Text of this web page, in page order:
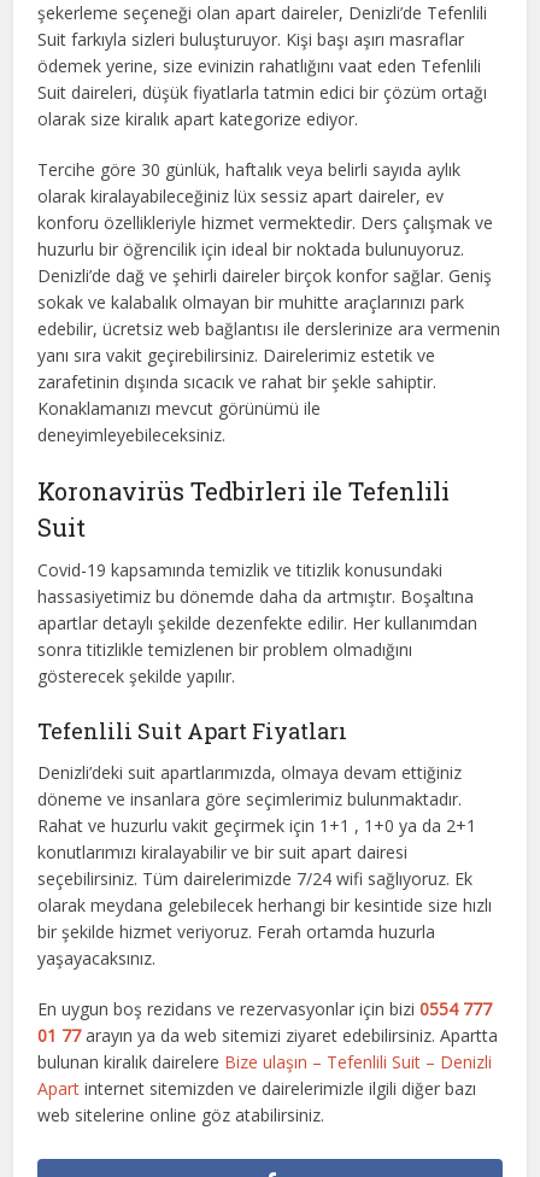
şekerleme seçeneği olan apart daireler, Denizli’de Tefenlili
Suit farkıyla sizleri buluşturuyor. Kişi başı aşırı masraflar
ödemek yerine, size evinizin rahatlığını vaat eden Tefenlili
Suit daireleri, düşük fiyatlarla tatmin edici bir çözüm ortağı
olarak size kiralık apart kategorize ediyor.
Tercihe göre 30 günlük, haftalık veya belirli sayıda aylık
olarak kiralayabileceğiniz lüx sessiz apart daireler, ev
konforu özellikleriyle hizmet vermektedir. Ders çalışmak ve
huzurlu bir öğrencilik için ideal bir noktada bulunuyoruz.
Denizli’de dağ ve şehirli daireler birçok konfor sağlar. Geniş
sokak ve kalabalık olmayan bir muhitte araçlarınızı park
edebilir, ücretsiz web bağlantısı ile derslerinize ara vermenin
yanı sıra vakit geçirebilirsiniz. Dairelerimiz estetik ve
zarafetinin dışında sıcacık ve rahat bir şekle sahiptir.
Konaklamanızı mevcut görünümü ile
deneyimleyebileceksiniz.
Koronavirüs Tedbirleri ile Tefenlili
Suit
Covid-19 kapsamında temizlik ve titizlik konusundaki
hassasiyetimiz bu dönemde daha da artmıştır. Boşaltına
apartlar detaylı şekilde dezenfekte edilir. Her kullanımdan
sonra titizlikle temizlenen bir problem olmadığını
gösterecek şekilde yapılır.
Tefenlili Suit Apart Fiyatları
Denizli’deki suit apartlarımızda, olmaya devam ettiğiniz
döneme ve insanlara göre seçimlerimiz bulunmaktadır.
Rahat ve huzurlu vakit geçirmek için 1+1 , 1+0 ya da 2+1
konutlarımızı kiralayabilir ve bir suit apart dairesi
seçebilirsiniz. Tüm dairelerimizde 7/24 wifi sağlıyoruz. Ek
olarak meydana gelebilecek herhangi bir kesintide size hızlı
bir şekilde hizmet veriyoruz. Ferah ortamda huzurla
yaşayacaksınız.
En uygun boş rezidans ve rezervasyonlar için bizi0554 777
01 77arayın ya da web sitemizi ziyaret edebilirsiniz. Apartta
bulunan kiralık dairelere Bize ulaşın – Tefenlili Suit – Denizli
Apart internet sitemizden ve dairelerimizle ilgili diğer bazı
web sitelerine online göz atabilirsiniz.